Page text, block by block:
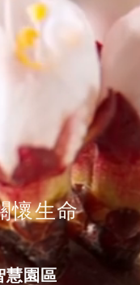
懷生命
慧園區